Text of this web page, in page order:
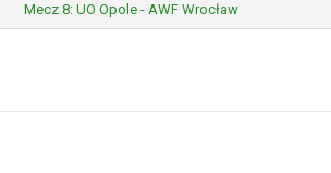
Mecz 8: UO Opole - AWF Wrocław